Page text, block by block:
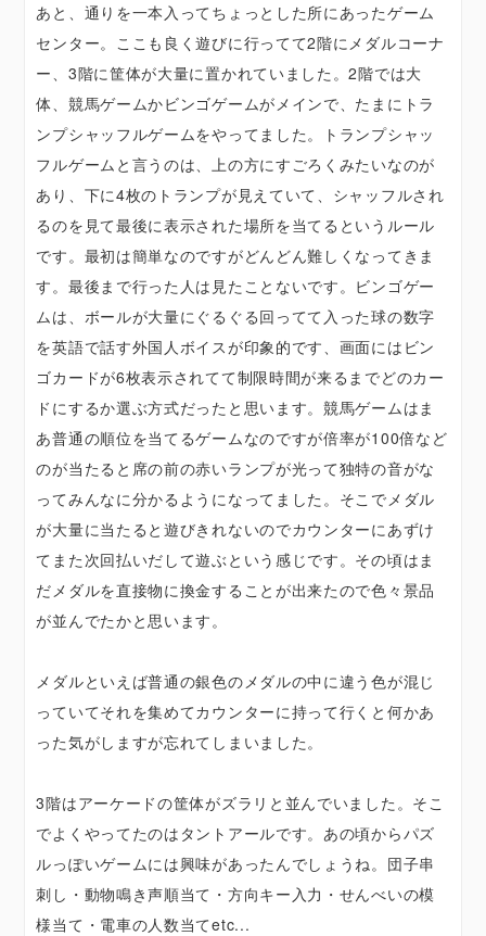
あと、通りを一本入ってちょっとした所にあったゲーム
センター。ここも良く遊びに行ってて2階にメダルコーナ
ー、3階に筐体が大量に置かれていました。2階では大
体、競馬ゲームかビンゴゲームがメインで、たまにトラ
ンプシャッフルゲームをやってました。トランプシャッ
フルゲームと言うのは、上の方にすごろくみたいなのが
あり、下に4枚のトランプが見えていて、シャッフルされ
るのを見て最後に表示された場所を当てるというルール
です。最初は簡単なのですがどんどん難しくなってきま
す。最後まで行った人は見たことないです。ビンゴゲー
ムは、ボールが大量にぐるぐる回ってて入った球の数字
を英語で話す外国人ボイスが印象的です、画面にはビン
ゴカードが6枚表示されてて制限時間が来るまでどのカー
ドにするか選ぶ方式だったと思います。競馬ゲームはま
あ普通の順位を当てるゲームなのですが倍率が100倍など
のが当たると席の前の赤いランプが光って独特の音がな
ってみんなに分かるようになってました。そこでメダル
が大量に当たると遊びきれないのでカウンターにあずけ
てまた次回払いだして遊ぶという感じです。その頃はま
だメダルを直接物に換金することが出来たので色々景品
が並んでたかと思います。
メダルといえば普通の銀色のメダルの中に違う色が混じ
っていてそれを集めてカウンターに持って行くと何かあ
った気がしますが忘れてしまいました。
3階はアーケードの筐体がズラリと並んでいました。そこ
でよくやってたのはタントアールです。あの頃からパズ
ルっぽいゲームには興味があったんでしょうね。団子串
刺し・動物鳴き声順当て・方向キー入力・せんべいの模
様当て・電車の人数当てetc...